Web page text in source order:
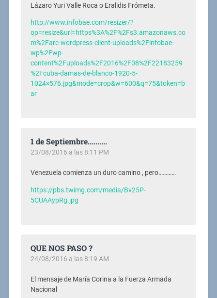
Lázaro Yuri Valle Roca o Eralidis Frómeta.
http://www.infobae.com/resizer/?
op=resize&url=https%3A%2F%2Fs3.amazonaws.co
m%2Farc-wordpress-client-uploads%2Finfobae-
wp%2Fwp-
content%2Fuploads%2F2016%2F08%2F22183259
%2Fcuba-damas-de-blanco-1920-5-
1024×576.jpg&mode=crop&w=600&q=75&token=b
ar
1 de Septiembre..........
23/08/2016 a las 8:11 PM
Venezuela comienza un duro camino , pero…………
https://pbs.twimg.com/media/Bv25P-
5CUAAypRg.jpg
QUE NOS PASO ?
24/08/2016 a las 8:19 AM
El mensaje de María Corina a la Fuerza Armada
Nacional